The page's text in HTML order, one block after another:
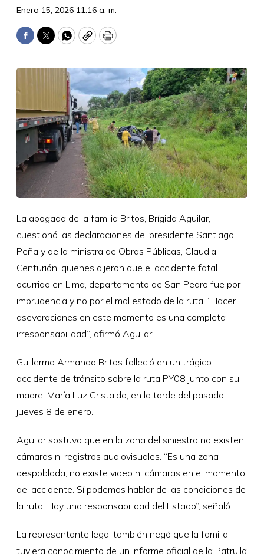
Enero 15, 2026 11:16 a. m.
Facebook
TwitterWhatsApp
CopyPrint
La abogada de la familia Britos, Brígida Aguilar,
cuestionó las declaraciones del presidente Santiago
Peña y de la ministra de Obras Públicas, Claudia
Centurión, quienes dijeron que el accidente fatal
ocurrido en Lima, departamento de San Pedro fue por
imprudencia y no por el mal estado de la ruta. “Hacer
aseveraciones en este momento es una completa
irresponsabilidad”, afirmó Aguilar.
Guillermo Armando Britos falleció en un trágico
accidente de tránsito sobre la ruta PY08 junto con su
madre, María Luz Cristaldo, en la tarde del pasado
jueves 8 de enero.
Aguilar sostuvo que en la zona del siniestro no existen
cámaras ni registros audiovisuales. “Es una zona
despoblada, no existe video ni cámaras en el momento
del accidente. Sí podemos hablar de las condiciones de
la ruta. Hay una responsabilidad del Estado”, señaló.
La representante legal también negó que la familia
tuviera conocimiento de un informe oficial de la Patrulla